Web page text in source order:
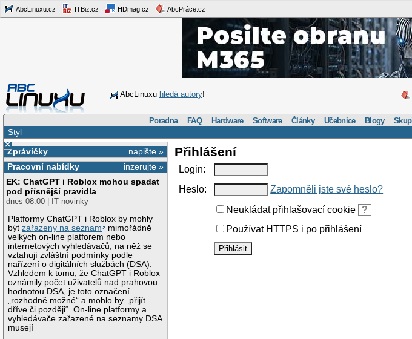
AbcLinuxu.cz ITBiz.cz HDmag.cz AbcPráce.cz
AbcLinuxu hledá autory!
Poradna FAQ Hardware Software Články Učebnice Blogy
Styl
×
napište »
Zprávičky
inzerujte »
Pracovní nabídky
EK: ChatGPT i Roblox mohou spadat
pod přísnější pravidla
dnes 08:00 | IT novinky
Platformy ChatGPT i Roblox by mohly
býtzařazeny na seznam
mimořádně
velkých on-line platforem nebo
internetových vyhledávačů, na něž se
vztahují zvláštní podmínky podle
nařízení o digitálních službách (DSA).
Vzhledem k tomu, že ChatGPT i Roblox
oznámily počet uživatelů nad prahovou
hodnotou DSA, je toto označení
„rozhodně možné“ a mohlo by „přijít
dříve či později“. On-line platformy a
vyhledávače zařazené na seznamy DSA
musejí
Přihlášení
Login:
Heslo:
Zapomněli jste své heslo?
Neukládat přihlašovací cookie
?
Používat HTTPS i po přihlášení